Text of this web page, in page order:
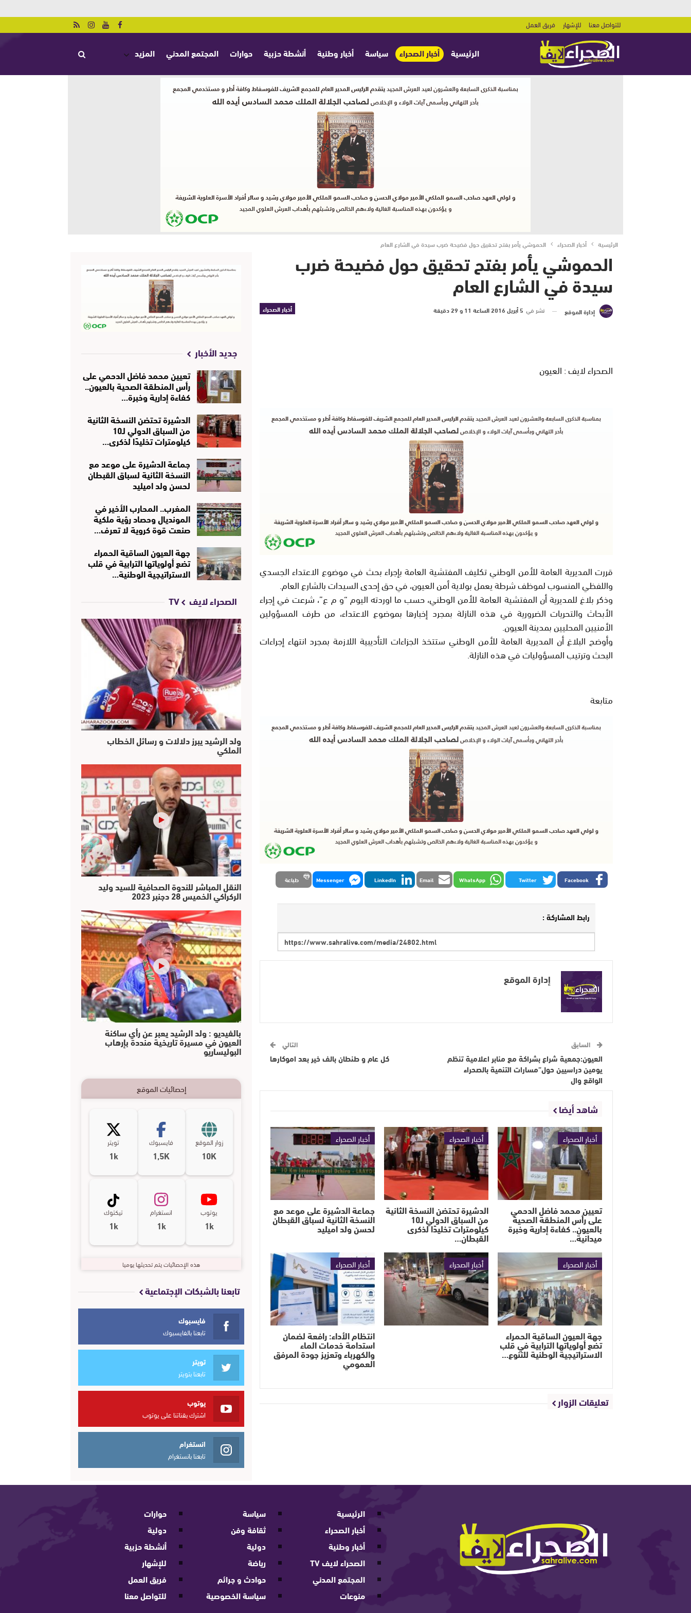
للتواصل معنا للإشهار فريق العمل
الرئيسية أخبار الصحراء سياسة أخبار وطنية أنشطة حزبية حوارات المجتمع المدني المزيد
الرئيسية أخبار الصحراء الحموشي يأمر بفتح تحقيق حول فضيحة ضرب سيدة في الشارع العام
الحموشي يأمر بفتح تحقيق حول فضيحة ضرب
سيدة في الشارع العام
أخبار الصحراء إدارة الموقع نشر في 5 أبريل 2016 الساعة 11 و 29 دقيقة
الصحراء لايف : العيون
قررت المديرية العامة للأمن الوطني تكليف المفتشية العامة بإجراء بحث في موضوع الاعتداء الجسدي
واللفظي المنسوب لموظف شرطة يعمل بولاية أمن العيون، في حق إحدى السيدات بالشارع العام.
وذكر بلاغ للمديرية أن المفتشية العامة للأمن الوطني، حسب ما اوردته اليوم “و م ع”، شرعت في إجراء
الأبحاث والتحريات الضرورية في هذه النازلة بمجرد إخبارها بموضوع الاعتداء، من طرف المسؤولين
الأمنيين المحليين بمدينة العيون.
وأوضح البلاغ أن المديرية العامة للأمن الوطني ستتخذ الجزاءات التأديبية اللازمة بمجرد انتهاء إجراءات
البحث وترتيب المسؤوليات في هذه النازلة.
متابعة
Facebook
Twitter
WhatsApp
Email
LinkedIn
Messenger طباعة
رابط المشاركة :
إدارة الموقع
السابق
العيون:جمعية شراع بشراكة مع منابر اعلامية تنظم
يومين دراسيين حول”مسارات التنمية بالصحراء
الواقع وال
التالي
كل عام و طنطان بالف خير بعد اموكارها
شاهد أيضا
أخبار الصحراء
تعيين محمد فاضل الدحمي
على رأس المنطقة الصحية
بالعيون.. كفاءة إدارية وخبرة
ميدانية…
أخبار الصحراء
الدشيرة تحتضن النسخة الثانية
من السباق الدولي لـ10
كيلومترات تخليدًا لذكرى
القبطان…
أخبار الصحراء
جماعة الدشيرة على موعد مع
النسخة الثانية لسباق القبطان
لحسن ولد اميليد
أخبار الصحراء
جهة العيون الساقية الحمراء
تضع أولوياتها الترابية في قلب
الاستراتيجية الوطنية للتنوع…
أخبار الصحراء أخبار الصحراء
انتظام الأداء: رافعة لضمان
استدامة خدمات الماء
والكهرباء وتعزيز جودة المرفق
العمومي
تعليقات الزوار
جديد الأخبار
تعيين محمد فاضل الدحمي على
رأس المنطقة الصحية بالعيون..
كفاءة إدارية وخبرة…
الدشيرة تحتضن النسخة الثانية
من السباق الدولي لـ10
كيلومترات تخليدًا لذكرى…
جماعة الدشيرة على موعد مع
النسخة الثانية لسباق القبطان
لحسن ولد اميليد
المغرب.. المحارب الأخير في
المونديال وحصاد رؤية ملكية
صنعت قوة كروية لا تعرف…
جهة العيون الساقية الحمراء
تضع أولوياتها الترابية في قلب
الاستراتيجية الوطنية…
الصحراء لايف TV
ولد الرشيد يبرز دلالات و رسائل الخطاب
الملكي
النقل المباشر للندوة الصحافية للسيد وليد
الركراكي الخميس 28 دجنبر 2023
بالفيديو : ولد الرشيد يعبر عن رأي ساكنة
العيون في مسيرة تاريخية منددة بإرهاب
البوليساريو
إحصائيات الموقع
زوار الموقع
10K
فايسبوك
1,5K
تويتر
1k
يوتوب
1k
انستغرام
1k
تيكتوك
1k
هذه الإحصائيات يتم تحديثها يوميا
تابعنا بالشبكات الإجتماعية
فايسبوك
تابعنا بالفايسبوك
تويتر
تابعنا بتويتر
يوتوب
اشترك بقناتنا على يوتوب
انستغرام
تابعنا بانستغرام
الرئيسية
أخبار الصحراء
أخبار وطنية
الصحراء لايف TV
المجتمع المدني
منوعات
سياسة
ثقافة وفن
دولية
رياضة
حوادث و جرائم
سياسة الخصوصية
حوارات
دولية
أنشطة حزبية
للإشهار
فريق العمل
للتواصل معنا